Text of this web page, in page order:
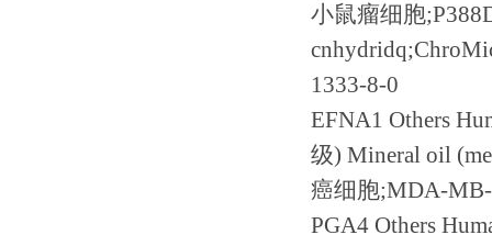
小鼠瘤细胞
1333-8-0
EFNA1 Others
级) Mineral oil
癌细胞;MDA-
PGA4 Others